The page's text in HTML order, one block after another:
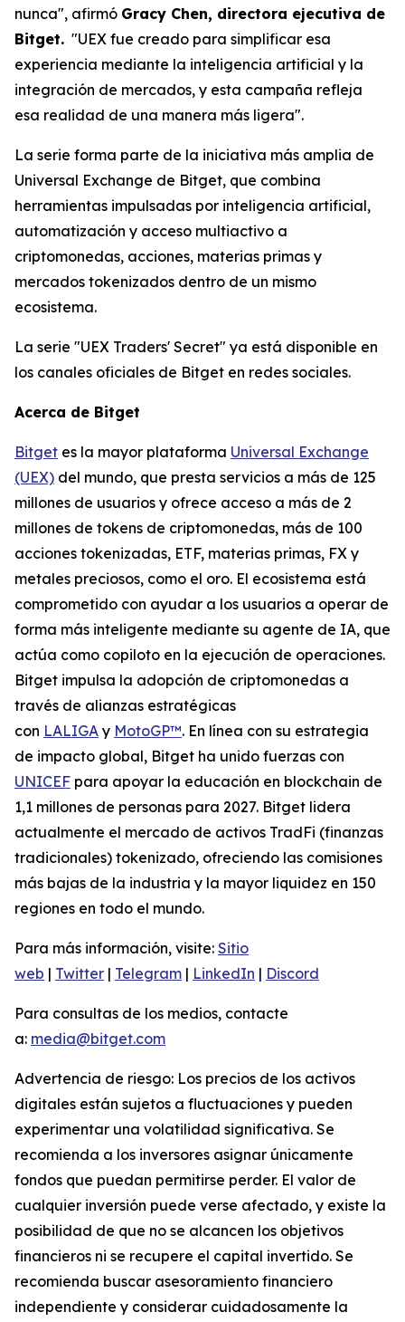
nunca", afirmó Gracy Chen, directora ejecutiva de
Bitget. "UEX fue creado para simplificar esa
experiencia mediante la inteligencia artificial y la
integración de mercados, y esta campaña refleja
esa realidad de una manera más ligera".
La serie forma parte de la iniciativa más amplia de
Universal Exchange de Bitget, que combina
herramientas impulsadas por inteligencia artificial,
automatización y acceso multiactivo a
criptomonedas, acciones, materias primas y
mercados tokenizados dentro de un mismo
ecosistema.
La serie "UEX Traders' Secret" ya está disponible en
los canales oficiales de Bitget en redes sociales.
Acerca de Bitget
Bitget es la mayor plataforma Universal Exchange
(UEX) del mundo, que presta servicios a más de 125
millones de usuarios y ofrece acceso a más de 2
millones de tokens de criptomonedas, más de 100
acciones tokenizadas, ETF, materias primas, FX y
metales preciosos, como el oro. El ecosistema está
comprometido con ayudar a los usuarios a operar de
forma más inteligente mediante su agente de IA, que
actúa como copiloto en la ejecución de operaciones.
Bitget impulsa la adopción de criptomonedas a
través de alianzas estratégicas
con LALIGA y MotoGP™. En línea con su estrategia
de impacto global, Bitget ha unido fuerzas con
UNICEF para apoyar la educación en blockchain de
1,1 millones de personas para 2027. Bitget lidera
actualmente el mercado de activos TradFi (finanzas
tradicionales) tokenizado, ofreciendo las comisiones
más bajas de la industria y la mayor liquidez en 150
regiones en todo el mundo.
Para más información, visite: Sitio
web | Twitter | Telegram | LinkedIn | Discord
Para consultas de los medios, contacte
a: media@bitget.com
Advertencia de riesgo: Los precios de los activos
digitales están sujetos a fluctuaciones y pueden
experimentar una volatilidad significativa. Se
recomienda a los inversores asignar únicamente
fondos que puedan permitirse perder. El valor de
cualquier inversión puede verse afectado, y existe la
posibilidad de que no se alcancen los objetivos
financieros ni se recupere el capital invertido. Se
recomienda buscar asesoramiento financiero
independiente y considerar cuidadosamente la